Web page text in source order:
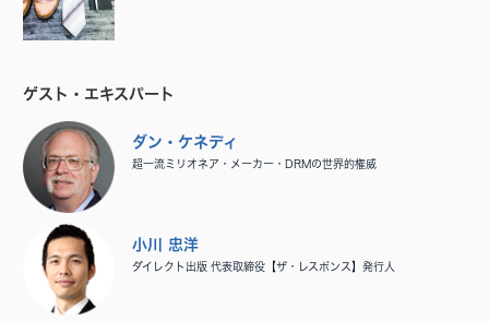
ゲスト・エキスパート
ダン・ケネディ
超一流ミリオネア・メーカー・DRMの世界的権威
小川 忠洋
ダイレクト出版 代表取締役【ザ・レスポンス】発行人